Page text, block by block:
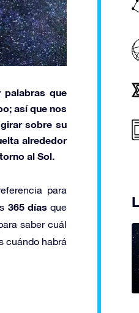
que
así que nos
sobre su
alrededor
al Sol.
para
365 días que
saber cuál
cuándo habrá